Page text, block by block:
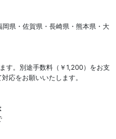
県・佐賀県・長崎県・熊本県・大
す。別途手数料（￥1,200）をお支
応をお願いいたします。